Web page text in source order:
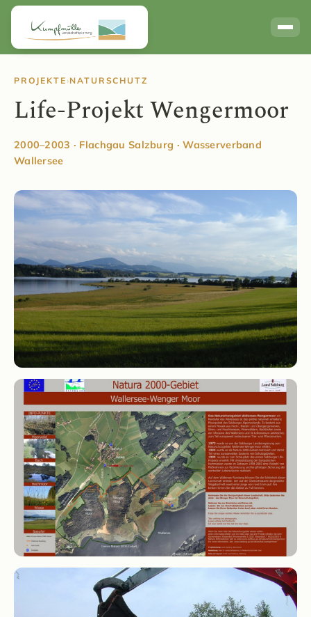
Links / Partner
PROJEKTE ›NATURSCHUTZ
Life-Projekt Wengermoor
2000–2003 · Flachgau Salzburg · Wasserverband
Wallersee